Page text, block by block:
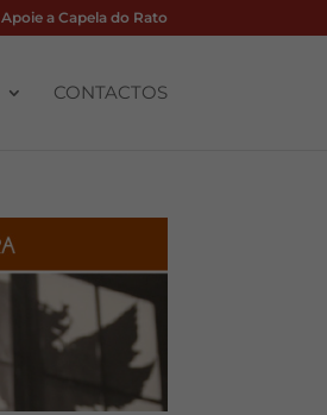
Apoie a Capela do Rato
CONTACTOS